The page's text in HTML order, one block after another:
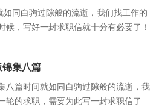
同白驹过隙般的流逝，我们找工作的
候，写好一封求职信就十分有必要了！
是小编为大家收集的英语专...
锦集八篇
八篇时间就如同白驹过隙般的流逝，我
轮的求职，需要为此写一封求职信了